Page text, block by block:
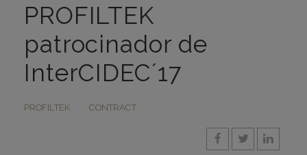
PROFILTEK
patrocinador de
InterCIDEC´17
PROFILTEK CONTRACT